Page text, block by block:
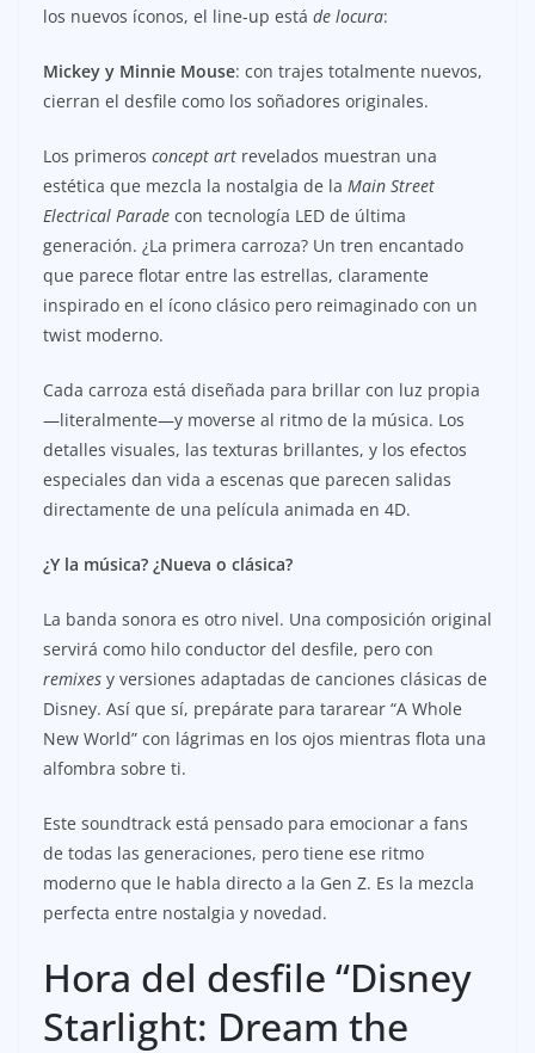
los nuevos íconos, el line-up está de locura:
Mickey y Minnie Mouse: con trajes totalmente nuevos,
cierran el desfile como los soñadores originales.
Los primeros concept art revelados muestran una
estética que mezcla la nostalgia de la Main Street
Electrical Parade con tecnología LED de última
generación. ¿La primera carroza? Un tren encantado
que parece flotar entre las estrellas, claramente
inspirado en el ícono clásico pero reimaginado con un
twist moderno.
Cada carroza está diseñada para brillar con luz propia
—literalmente—y moverse al ritmo de la música. Los
detalles visuales, las texturas brillantes, y los efectos
especiales dan vida a escenas que parecen salidas
directamente de una película animada en 4D.
¿Y la música? ¿Nueva o clásica?
La banda sonora es otro nivel. Una composición original
servirá como hilo conductor del desfile, pero con
remixes y versiones adaptadas de canciones clásicas de
Disney. Así que sí, prepárate para tararear “A Whole
New World” con lágrimas en los ojos mientras flota una
alfombra sobre ti.
Este soundtrack está pensado para emocionar a fans
de todas las generaciones, pero tiene ese ritmo
moderno que le habla directo a la Gen Z. Es la mezcla
perfecta entre nostalgia y novedad.
Hora del desfile “Disney
Starlight: Dream the